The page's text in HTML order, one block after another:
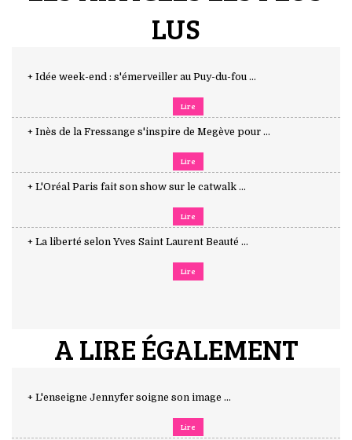
LUS
+ Idée week-end : s'émerveiller au Puy-du-fou ...
Lire
+ Inès de la Fressange s'inspire de Megève pour ...
Lire
+ L'Oréal Paris fait son show sur le catwalk ...
Lire
+ La liberté selon Yves Saint Laurent Beauté ...
Lire
A LIRE ÉGALEMENT
+ L'enseigne Jennyfer soigne son image ...
Lire